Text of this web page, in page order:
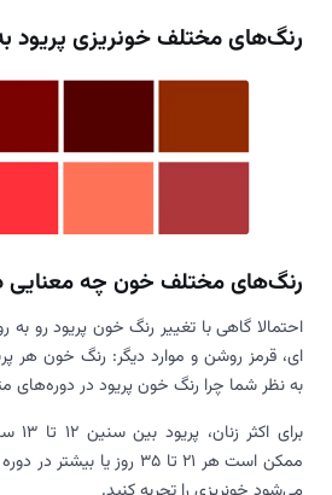
رنگ‌های مختلف خونریزی پریود
رنگ‌های مختلف خون چه معنایی
احتمالا گاهی با تغییر رنگ خون پریود رو به‌
ای، قرمز روشن و موارد دیگر: رنگ خون هر
به نظر شما چرا رنگ خون پریود در دوره‌های
برای
ممکن است هر 21 تا 35 روز یا